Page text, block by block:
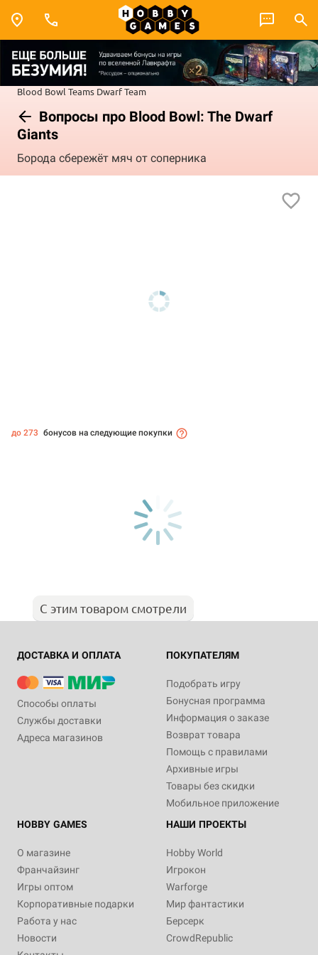
Blood Bowl Teams Dwarf Team
Вопросы про Blood Bowl: The Dwarf
Giants
Борода сбережёт мяч от соперника
до 273 бонусов на следующие покупки
С этим товаром смотрели
ДОСТАВКА И ОПЛАТА
Способы оплаты
Службы доставки
Адреса магазинов
ПОКУПАТЕЛЯМ
Подобрать игру
Бонусная программа
Информация о заказе
Возврат товара
Помощь с правилами
Архивные игры
Товары без скидки
Мобильное приложение
HOBBY GAMES
О магазине
Франчайзинг
Игры оптом
Корпоративные подарки
Работа у нас
Новости
НАШИ ПРОЕКТЫ
Hobby World
Игрокон
Warforge
Мир фантастики
Берсерк
CrowdRepublic